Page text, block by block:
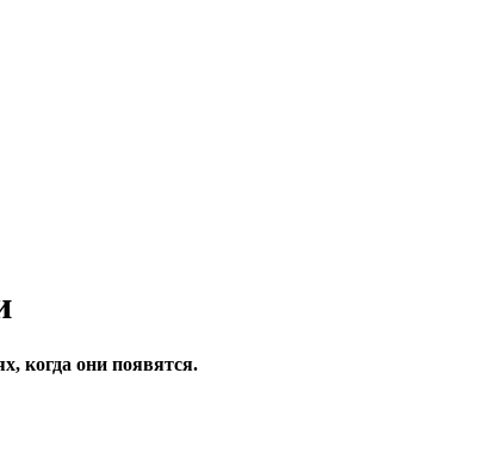
когда они появятся.